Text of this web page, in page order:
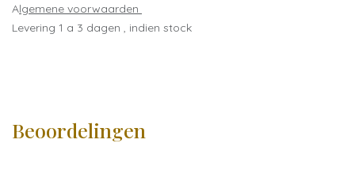
Algemene voorwaarden
Levering 1 a 3 dagen , indien stock
Beoordelingen